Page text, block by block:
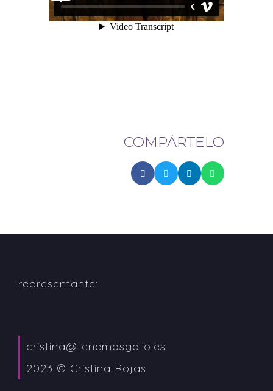
COMPÁRTELO
representante:
cristina@tenemosgato.es
2023 © Cristina Rojas